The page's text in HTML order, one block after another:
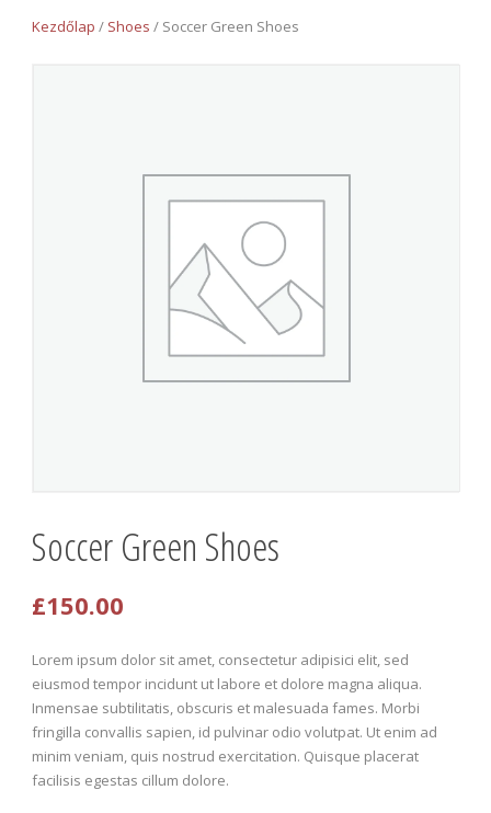
Kezdőlap / Shoes / Soccer Green Shoes
Soccer Green Shoes
£150.00
Lorem ipsum dolor sit amet, consectetur adipisici elit, sed
eiusmod tempor incidunt ut labore et dolore magna aliqua.
Inmensae subtilitatis, obscuris et malesuada fames. Morbi
fringilla convallis sapien, id pulvinar odio volutpat. Ut enim ad
minim veniam, quis nostrud exercitation. Quisque placerat
facilisis egestas cillum dolore.